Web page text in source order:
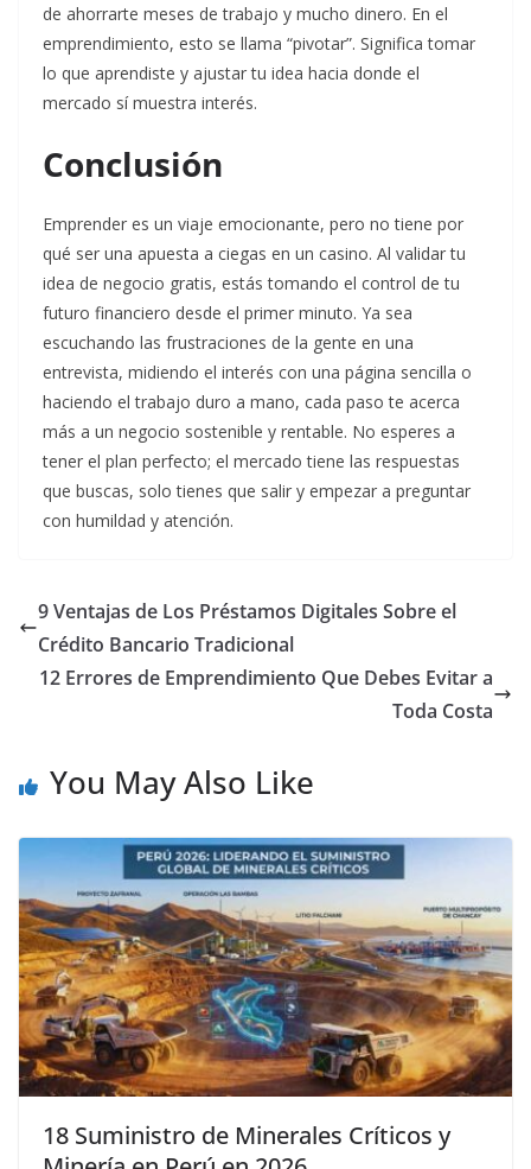
de ahorrarte meses de trabajo y mucho dinero. En el
emprendimiento, esto se llama “pivotar”. Significa tomar
lo que aprendiste y ajustar tu idea hacia donde el
mercado sí muestra interés.
Conclusión
Emprender es un viaje emocionante, pero no tiene por
qué ser una apuesta a ciegas en un casino. Al validar tu
idea de negocio gratis, estás tomando el control de tu
futuro financiero desde el primer minuto. Ya sea
escuchando las frustraciones de la gente en una
entrevista, midiendo el interés con una página sencilla o
haciendo el trabajo duro a mano, cada paso te acerca
más a un negocio sostenible y rentable. No esperes a
tener el plan perfecto; el mercado tiene las respuestas
que buscas, solo tienes que salir y empezar a preguntar
con humildad y atención.
9 Ventajas de Los Préstamos Digitales Sobre el
Crédito Bancario Tradicional
12 Errores de Emprendimiento Que Debes Evitar a
Toda Costa
You May Also Like
18 Suministro de Minerales Críticos y